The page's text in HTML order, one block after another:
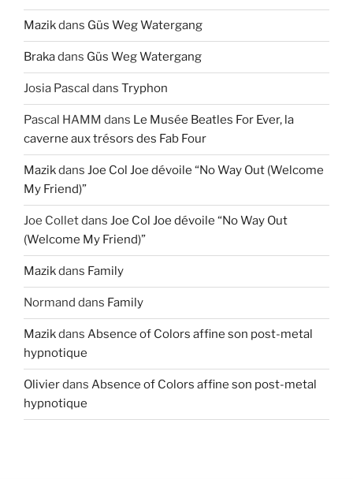
Mazikdans Güs Weg Watergang
Brakadans Güs Weg Watergang
Josia Pascal dans Tryphon
Pascal HAMM dans Le Musée Beatles For Ever, la
caverne aux trésors des Fab Four
Mazikdans Joe Col Joe dévoile “No Way Out (Welcome
My Friend)”
Joe Colletdans Joe Col Joe dévoile “No Way Out
(Welcome My Friend)”
Mazikdans Family
Normand dans Family
Mazikdans Absence of Colors affine son post-metal
hypnotique
Olivierdans Absence of Colors affine son post-metal
hypnotique